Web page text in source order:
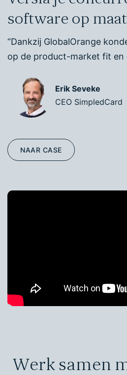
software op maat
“Dankzij GlobalOrange
op de product-market fit en
Erik Seveke
CEO SimpledCard
NAAR CASE
Werk samen